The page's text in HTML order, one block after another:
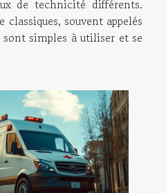
de technicité différents.
classiques, souvent appelés
simples à utiliser et se